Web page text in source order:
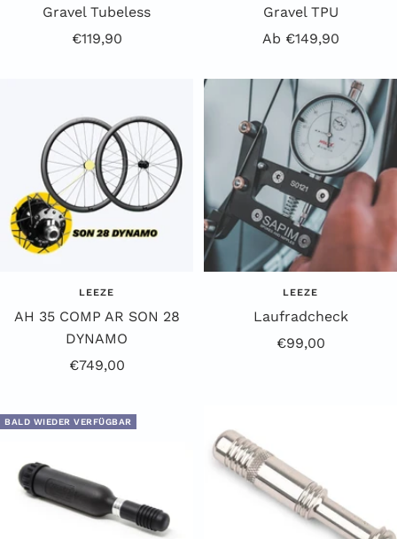
Gravel Tubeless
Angebotspreis
€119,90
Gravel TPU
Angebotspreis
Ab €149,90
LEEZE
AH 35 COMP AR SON 28
DYNAMO
Angebotspreis
€749,00
LEEZE
Laufradcheck
Angebotspreis
€99,00
BALD WIEDER VERFÜGBAR